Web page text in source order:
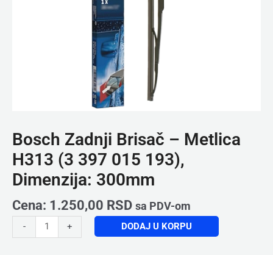
Bosch Zadnji Brisač – Metlica
H313 (3 397 015 193),
Dimenzija: 300mm
Cena: 1.250,00 RSD sa PDV-om
- + DODAJ U KORPU